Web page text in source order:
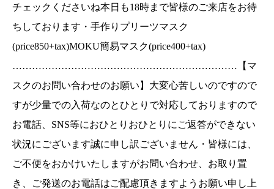
お電話はご配慮頂きますようお願い申し上げま
す・こちらの「布プリーツマスク」「簡易マス
ク」は店頭のみのお取り扱いとなりますので何
#島根#松江#ユーカリ荘#yukarisou#ライフスタイ
ルショップ#セレクトショップ#古民家#雑貨#雑貨
屋#アパレル#洋服#コーデ#手作りプリーツマスク
#簡易マスク#マスク#moku#ガーゼ#島根観光#松
江観光#島根旅行#松江旅行
チェックくださいね本日も18時まで皆様のご来店をお待
ちしております・手作りプリーツマスク
(price850+tax)MOKU簡易マスク(price400+tax)
……………………………………………………………【マ
スクのお問い合わせのお願い】大変心苦しいのですので
すが少量での入荷なのとひとりで対応しておりますので
お電話、SNS等におひとりおひとりにご返答ができない
状況にございます誠に申し訳ございません・皆様には、
ご不便をおかけいたしますがお問い合わせ、お取り置
き、ご発送のお電話はご配慮頂きますようお願い申し上